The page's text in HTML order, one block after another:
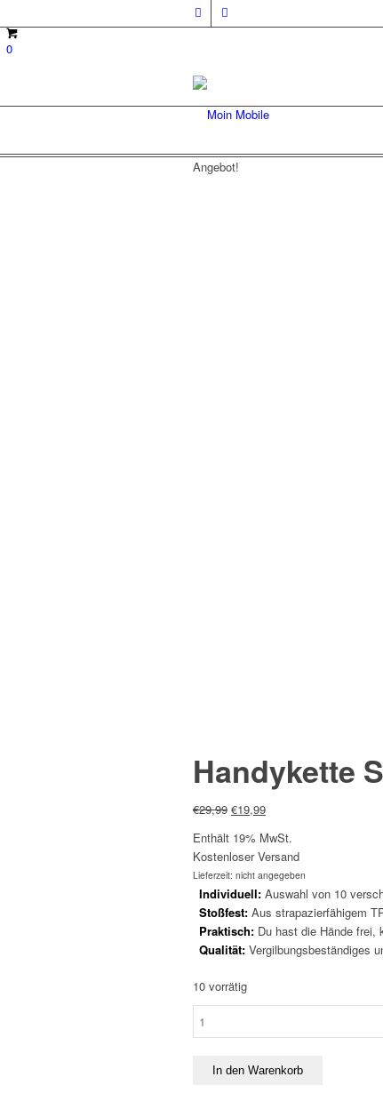
0
Angebot!
Handykette
€29,99 Ursprünglicher
war:
€29,99
€19,99Aktueller
ist:
€19,99.
Enthält 19% MwSt.
Kostenloser Versand
Lieferzeit: nicht angegeben
Individuell: Auswahl von 10
Stoßfest: Aus strapazierfähigem
Praktisch: Du hast die Hände frei,
Qualität: Vergilbungsbeständiges
10 vorrätig
In den Warenkorb